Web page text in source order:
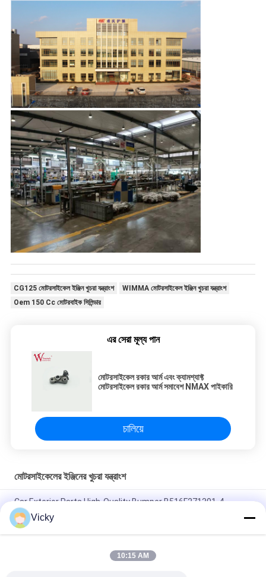
CG125 মোটরসাইকেল ইঞ্জিন খুচরা যন্ত্রাংশ
WIMMA মোটরসাইকেল ইঞ্জিন খুচরা যন্ত্রাংশ
Oem 150 Cc মোটরবাইক সিলিন্ডার
এর সেরা মূল্য পান
মোটরসাইকেল রকার আর্ম এবং ক্যামশ্যাফ্ট
মোটরসাইকেল রকার আর্ম সমাবেশ NMAX পাইকারি
চালিয়ে
মোটরসাইকেলের ইঞ্জিনের খুচরা যন্ত্রাংশ
Car Exterior Parts High-Quality Bumper B516F271301-4
CHANAN OSHAN​ Z6 Starry White
স্টার্টার মোটর হন্ডা EX5 মোটরসাইকেল ইঞ্জিন খুচরা যন্ত্রাংশ সস্তা পাইকারি উচ্চ পারফরম্যান্স
Vicky
10:15 AM